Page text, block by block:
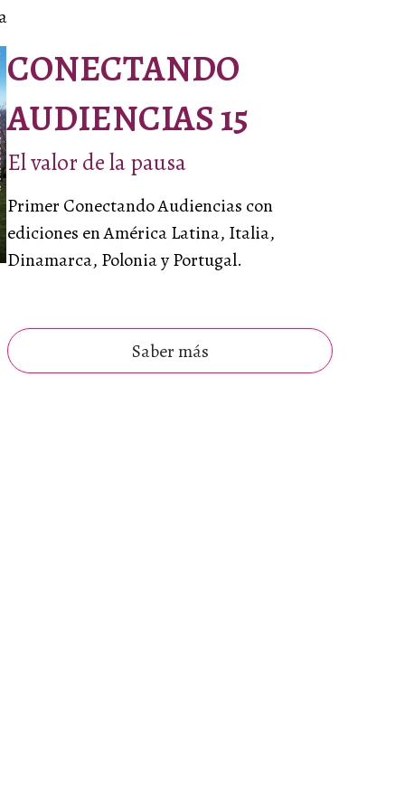
CONECTANDO
AUDIENCIAS 15
El valor de la pausa
Primer Conectando Audiencias con
ediciones en América Latina, Italia,
Dinamarca, Polonia y Portugal.
Saber más